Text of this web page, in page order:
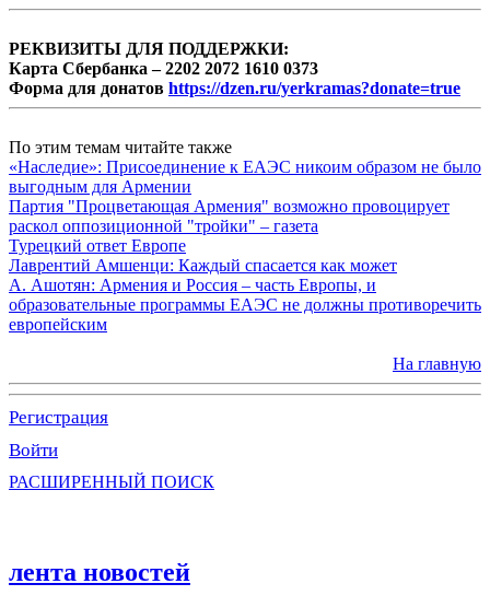
РЕКВИЗИТЫ ДЛЯ ПОДДЕРЖКИ:
Карта Сбербанка – 2202 2072 1610 0373
Форма для донатов https://dzen.ru/yerkramas?donate=true
По этим темам читайте также
«Наследие»: Присоединение к ЕАЭС никоим образом не было
выгодным для Армении
Партия "Процветающая Армения" возможно провоцирует
раскол оппозиционной "тройки" – газета
Турецкий ответ Европе
Лаврентий Амшенци: Каждый спасается как может
А. Ашотян: Армения и Россия – часть Европы, и
образовательные программы ЕАЭС не должны противоречить
европейским
На главную
Регистрация
Войти
РАСШИРЕННЫЙ ПОИСК
лента новостей